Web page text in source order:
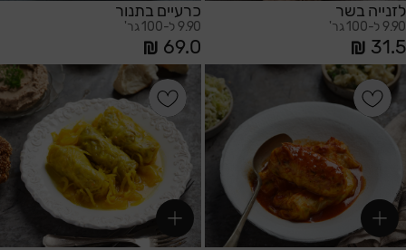
לזנייה בשר
9.90 ל-100 גר'
31.5
כרעיים בתנור
9.90 ל-100 גר'
69.0
הוספה לסל הוספה לסל